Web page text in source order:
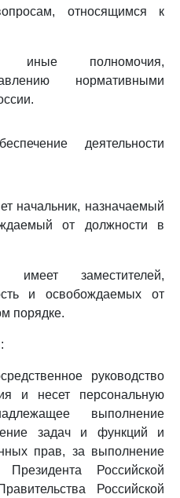
относящимся к
иные полномочия,
нормативными
деятельности
начальник, назначаемый
от должности в
имеет заместителей,
и освобождаемых от
порядке.
руководство
и несет персональную
выполнение
задач и функций и
прав, за выполнение
Российской
Российской